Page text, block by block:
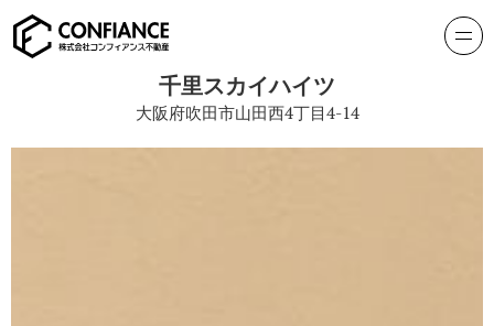
千里スカイハイツ
大阪府吹田市山田西4丁目4-14